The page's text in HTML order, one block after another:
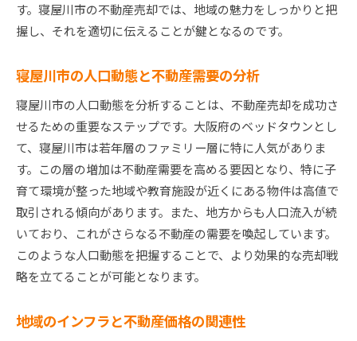
地域コミュニティとの連携を強化した売却策
大阪府の専門家が語る寝屋川市不動産市場の展望
地域の発展がもたらす不動産市場の変化
寝屋川市における投資チャンスとリスク
専門家が注目する地域の不動産価値の変化
都市開発計画が不動産価格に与える影響
不動産市場の変化に伴う売却戦略の再考
寝屋川市不動産売却で失敗しないための心得
売却前に確認すべき準備事項
よくある失敗例とその回避策
適切な契約内容を理解する重要性
売却計画を立てる際の重要ポイント
す。寝屋川市の不動産売却では、地域の魅力をしっかりと把
握し、それを適切に伝えることが鍵となるのです。
寝屋川市の人口動態と不動産需要の分析
寝屋川市の人口動態を分析することは、不動産売却を成功さ
せるための重要なステップです。大阪府のベッドタウンとし
て、寝屋川市は若年層のファミリー層に特に人気がありま
す。この層の増加は不動産需要を高める要因となり、特に子
育て環境が整った地域や教育施設が近くにある物件は高値で
取引される傾向があります。また、地方からも人口流入が続
いており、これがさらなる不動産の需要を喚起しています。
このような人口動態を把握することで、より効果的な売却戦
略を立てることが可能となります。
地域のインフラと不動産価格の関連性